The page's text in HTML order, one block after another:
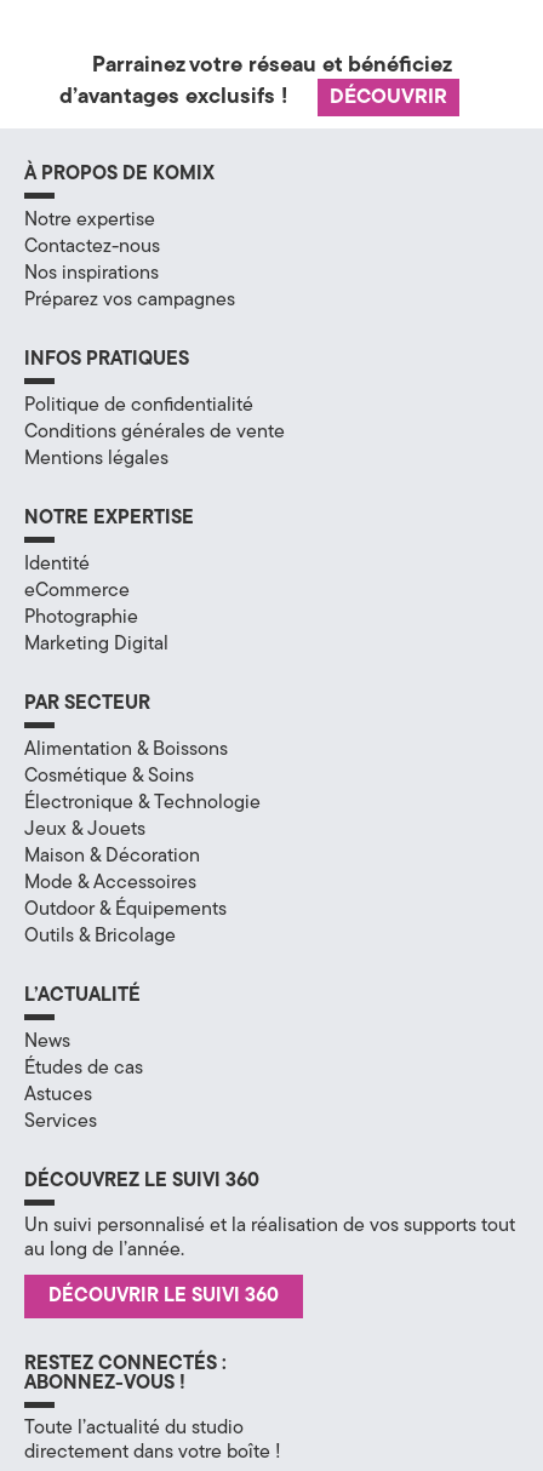
e
(
Parrainez votre réseau et bénéficiez
d’avantages exclusifs !
DÉCOUVRIR
À PROPOS DE KOMIX
Notre expertise
Contactez-nous
Nos inspirations
Préparez vos campagnes
INFOS PRATIQUES
Politique de confidentialité
Conditions générales de vente
Mentions légales
NOTRE EXPERTISE
Identité
eCommerce
Photographie
Marketing Digital
PAR SECTEUR
Alimentation & Boissons
Cosmétique & Soins
Électronique & Technologie
Jeux & Jouets
Maison & Décoration
Mode & Accessoires
Outdoor & Équipements
Outils & Bricolage
L’ACTUALITÉ
News
Études de cas
Astuces
Services
DÉCOUVREZ LE SUIVI 360
Un suivi personnalisé et la réalisation de vos supports tout
au long de l’année.
DÉCOUVRIR LE SUIVI 360
RESTEZ CONNECTÉS :
ABONNEZ-VOUS !
Toute l’actualité du studio
directement dans votre boîte !